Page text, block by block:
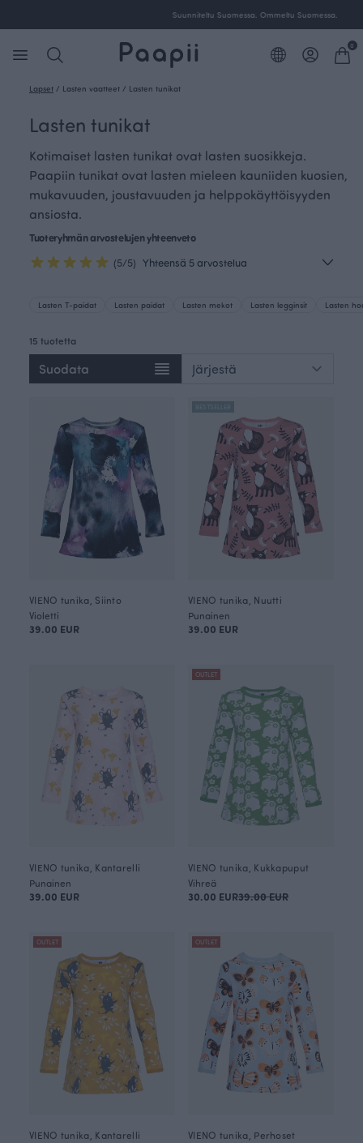
Ilmainen toimitus yli 100 € tilauksille Suomessa.
0
Lapset / Lasten vaatteet / Lasten tunikat
Lasten tunikat
Kotimaiset lasten tunikat ovat lasten suosikkeja.
Paapiin tunikat ovat lasten mieleen kauniiden kuosien,
mukavuuden, joustavuuden ja helppokäyttöisyyden
ansiosta.
Tuoteryhmän arvostelujen yhteenveto
(5/5) Yhteensä 5 arvostelua
Lasten T-paidat Lasten paidat Lasten mekot Lasten legginsit Lasten
15 tuotetta
Suodata
VIENO tunika, Siinto
Violetti
39.00 EUR
BESTSELLER
VIENO tunika, Nuutti
Punainen
39.00 EUR
VIENO tunika, Kantarelli
Punainen
39.00 EUR
OUTLET
VIENO tunika, Kukkapuput
Vihreä
30.00 EUR39.00 EUR
OUTLET
VIENO tunika, Kantarelli
OUTLET
VIENO tunika, Perhoset